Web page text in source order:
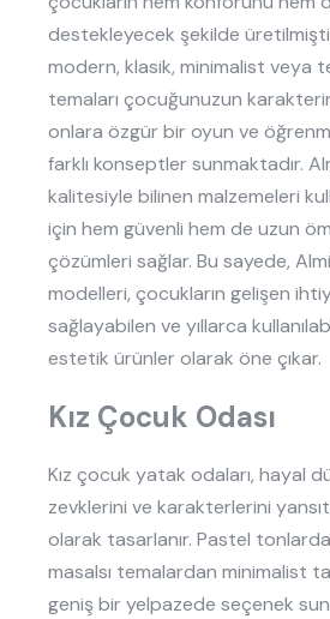
destekleyecek şekilde
modern, klasik, minimalist veya
temaları çocuğunuzun
onlara özgür bir oyun ve
farklı konseptler sunmaktadır.
kalitesiyle bilinen malzemeleri
için hem güvenli hem de uzun
çözümleri sağlar. Bu sayede,
modelleri, çocukların gelişen
sağlayabilen ve yıllarca
estetik ürünler olarak öne çıkar.
Kız Çocuk Odası
Kız çocuk yatak odaları, hayal
zevklerini ve karakterlerini
olarak tasarlanır. Pastel
masalsı temalardan minimalist
geniş bir yelpazede seçenek